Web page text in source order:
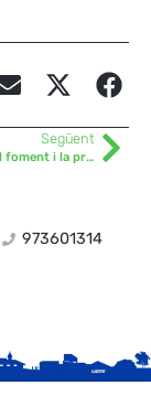
Següent
Subvenció per al foment i la protecció de la gastronomia catalana
973601314